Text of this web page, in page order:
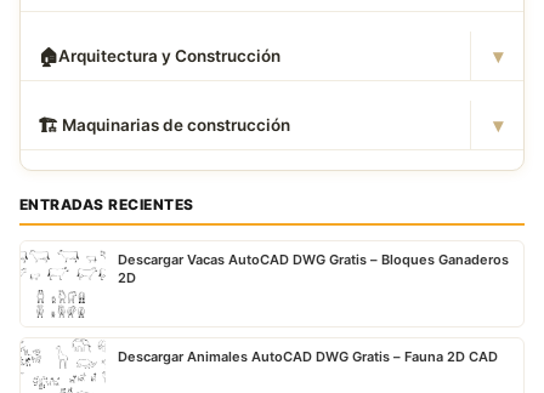
🏠Arquitectura y Construcción ▾
🏗 ️ Maquinarias de construcción ▾
ENTRADAS RECIENTES
Descargar Vacas AutoCAD DWG Gratis – Bloques Ganaderos
2D
Descargar Animales AutoCAD DWG Gratis – Fauna 2D CAD